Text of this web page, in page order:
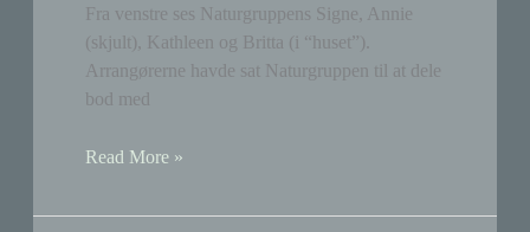
Fra venstre ses Naturgruppens Signe, Annie
(skjult), Kathleen og Britta (i “huset”).
Arrangørerne havde sat Naturgruppen til at dele
bod med
Naturgruppen
Mozarts
Read More »